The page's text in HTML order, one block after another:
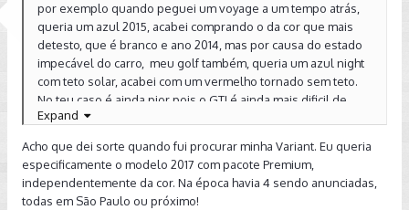
por exemplo quando peguei um voyage a um tempo atrás,
queria um azul 2015, acabei comprando o da cor que mais
detesto, que é branco e ano 2014, mas por causa do estado
impecável do carro, meu golf também, queria um azul night
com teto solar, acabei com um vermelho tornado sem teto.
No teu caso é ainda pior pois o GTI é ainda mais dificil de
achar em bom estado. Tive outra luta com compra de carro
não escolhi nada, fiquei 8 meses procurando uma bmw 325i,
no inicio queria preta ou azul, ano 1992 com menos de 150
mil km, acabei com uma vinho 1994 com 280mil km.
Expand
Acho que dei sorte quando fui procurar minha Variant. Eu queria
especificamente o modelo 2017 com pacote Premium,
independentemente da cor. Na época havia 4 sendo anunciadas,
todas em São Paulo ou próximo!